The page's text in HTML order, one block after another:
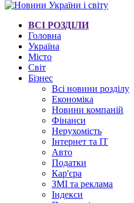
ВСІ РОЗДІЛИ
Головна
Україна
Місто
Світ
Бізнес
Всі новини розділу
Економіка
Новини компаній
Фінанси
Нерухомість
Інтернет та IT
Авто
Податки
Кар'єра
ЗМІ та реклама
Індекси